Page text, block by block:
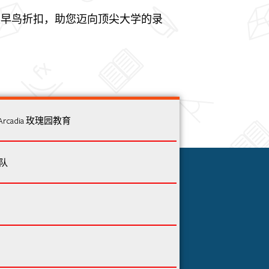
鸟折扣，助您迈向顶尖大学的录
玫瑰园教育